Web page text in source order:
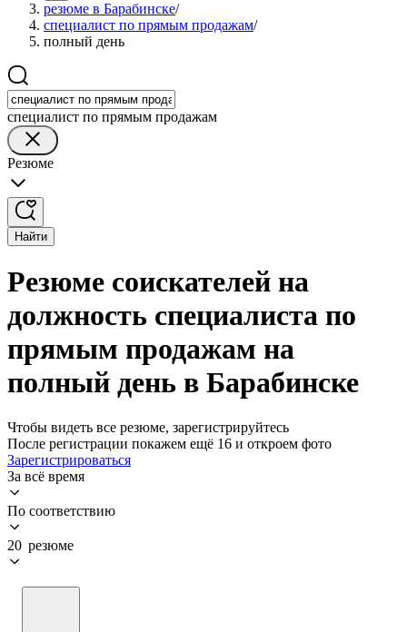
резюме в Барабинске/
специалист по прямым продажам/
полный день
специалист по прямым продажам
Резюме
Найти
Резюме соискателей на
должность специалиста по
прямым продажам на
полный день в Барабинске
Чтобы видеть все резюме, зарегистрируйтесь
После регистрации покажем ещё 16 и откроем фото
Зарегистрироваться
За всё время
По соответствию
20 резюме